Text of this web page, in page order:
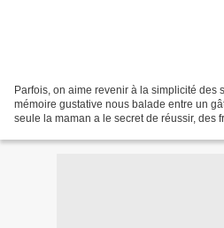
Parfois, on aime revenir à la simplicité des
mémoire gustative nous balade entre un
seule la maman a le secret de réussir, des